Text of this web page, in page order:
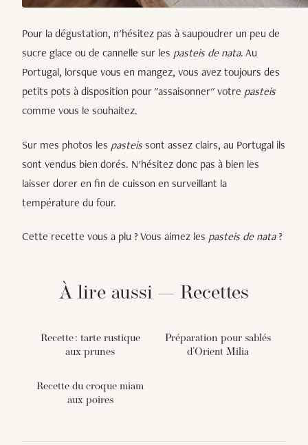
Pour la dégustation, n'hésitez pas à saupoudrer un peu de
sucre glace ou de cannelle sur les pasteis de nata. Au
Portugal, lorsque vous en mangez, vous avez toujours des
petits pots à disposition pour "assaisonner" votre pasteis
comme vous le souhaitez.
Sur mes photos les pasteissont assez clairs, au Portugal ils
sont vendus bien dorés. N'hésitez donc pas à bien les
laisser dorer en fin de cuisson en surveillant la
température du four.
Cette recette vous a plu ? Vous aimez les pasteis de nata?
À lire aussi — Recettes
Recette : tarte rustique
aux prunes
Préparation pour sablés
d'Orient Milia
Recette du croque miam
aux poires